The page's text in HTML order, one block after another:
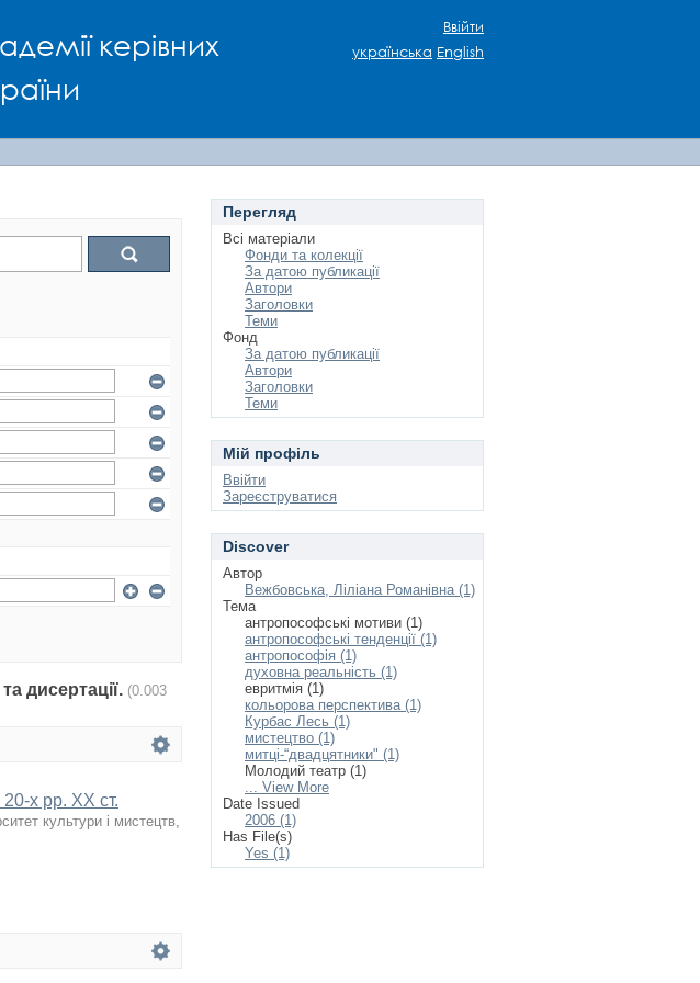
керівних
Ввійти
українська English
дисертації. (0.003
20-х рр. ХХ ст.
культури і мистецтв,
Перегляд
Всі матеріали
Фонди та колекції
За датою публикації
Автори
Заголовки
Теми
Фонд
За датою публикації
Автори
Заголовки
Теми
Мій профіль
Ввійти
Зареєструватися
Discover
Автор
Вежбовська, Ліліана Романівна (1)
Тема
антропософські мотиви (1)
антропософські тенденції (1)
антропософія (1)
духовна реальність (1)
евритмія (1)
кольорова перспектива (1)
Курбас Лесь (1)
мистецтво (1)
митці-“двадцятники" (1)
Молодий театр (1)
... View More
Date Issued
2006 (1)
Has File(s)
Yes (1)